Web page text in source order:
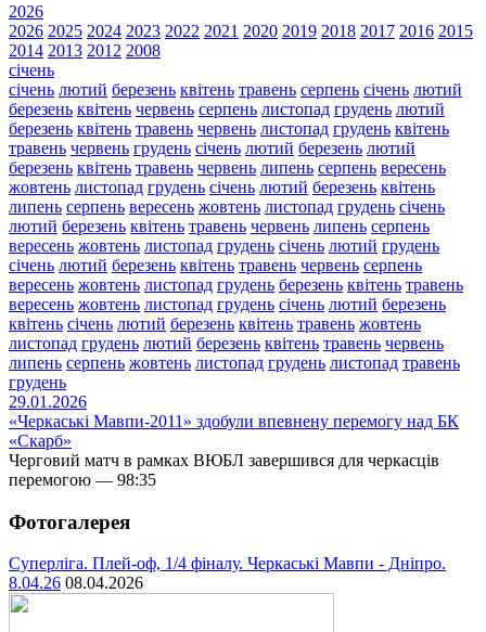
2026
2026 2025 2024 2023 2022 2021 2020 2019 2018 2017 2016 2015
2014 2013 2012 2008
січень
січень лютий березень квітень травень серпень січень лютий
березень квітень червень серпень листопад грудень лютий
березень квітень травень червень листопад грудень квітень
травень червень грудень січень лютий березень лютий
березень квітень травень червень липень серпень вересень
жовтень листопад грудень січень лютий березень квітень
липень серпень вересень жовтень листопад грудень січень
лютий березень квітень травень червень липень серпень
вересень жовтень листопад грудень січень лютий грудень
січень лютий березень квітень травень червень серпень
вересень жовтень листопад грудень березень квітень травень
вересень жовтень листопад грудень січень лютий березень
квітень січень лютий березень квітень травень жовтень
листопад грудень лютий березень квітень травень червень
липень серпень жовтень листопад грудень листопад травень
грудень
29.01.2026
«Черкаські Мавпи-2011» здобули впевнену перемогу над БК
«Скарб»
Черговий матч в рамках ВЮБЛ завершився для черкасців
перемогою — 98:35
Фотогалерея
Суперліга. Плей-оф, 1/4 фіналу. Черкаські Мавпи - Дніпро.
8.04.26 08.04.2026